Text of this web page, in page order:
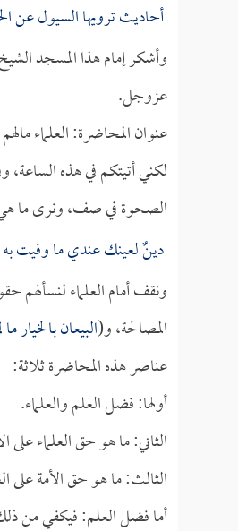
أحاديث ترويها السيول عن
وأشكر إمام هذا المسجد
عزوجل.
عنوان المحاضرة: العلماء
لكني أتيتكم في هذه
الصحوة في صف، ونرى ما هي
دينٌ لعينك عندي ما وفيت
ونقف أمام العلماء
المصالحة، و(البيعان بالخيار
عناصر هذه المحاضرة ثلاثة:
أولها: فضل العلم والعلماء.
الثاني: ما هو حق العلماء على
الثالث: ما هو حق الأمة على
أما فضل العلم: فيكفي من